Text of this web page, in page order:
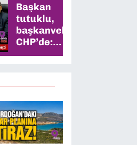
Başkan
tutuklu,
başkanvekili
CHP’de:
Meclis